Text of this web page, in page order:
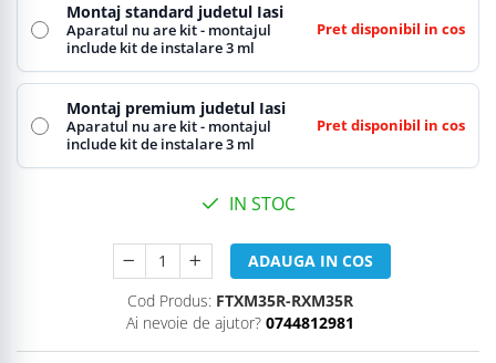
Montaj standard judetul Iasi
Aparatul nu are kit - montajul
include kit de instalare 3 ml
Pret disponibil in cos
Montaj premium judetul Iasi
Aparatul nu are kit - montajul
include kit de instalare 3 ml
Pret disponibil in cos
IN STOC
ADAUGA IN COS
Cod Produs: FTXM35R-RXM35R
Ai nevoie de ajutor? 0744812981